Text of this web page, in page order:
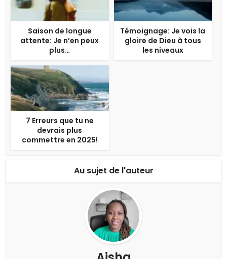
Saison de longue
attente: Je n’en peux
plus…
Témoignage: Je vois la
gloire de Dieu à tous
les niveaux
7 Erreurs que tu ne
devrais plus
commettre en 2025!
Au sujet de l'auteur